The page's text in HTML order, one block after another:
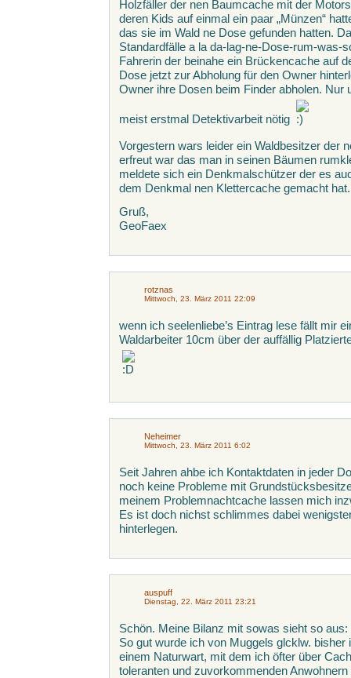
Holzfäller der nen Baumcache mit der
deren Kids auf einmal ein paar „Münzen“
das sie im Wald ne Dose gefunden hatten.
Standardfälle a la da-lag-ne-Dose-rum-was-
Fahrerin der beinahe ein Brückencache auf
Dose jetzt zur Abholung für den Owner
Owner ihre Dosen beim Finder abholen. Nur
meist erstmal Detektivarbeit nötig
Vorgestern wars leider ein Waldbesitzer der
erfreut war das man in seinen Bäumen
meldete sich ein Denkmalschützer der es
dem Denkmal nen Klettercache gemacht hat.
Gruß,
GeoFaex
rotznas
Mittwoch, 23. März 2011 22:09
wenn ich seelenliebe’s Eintrag lese fällt mir
Waldarbeiter 10cm über der auffällig
Neheimer
Mittwoch, 23. März 2011 6:02
Seit Jahren ahbe ich Kontaktdaten in jeder
noch keine Probleme mit
meinem Problemnachtcache lassen mich
Es ist doch nichst schlimmes dabei
hinterlegen.
auspuff
Dienstag, 22. März 2011 23:21
Schön. Meine Bilanz mit sowas sieht so aus:
So gut wurde ich von Muggels glcklw.
einem Naturwart, mit dem ich öfter über
toleranten und zuvorkommenden